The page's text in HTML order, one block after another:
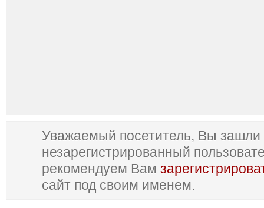
Уважаемый посетитель, Вы зашли
незарегистрированный
рекомендуем Вам
сайт под своим именем.